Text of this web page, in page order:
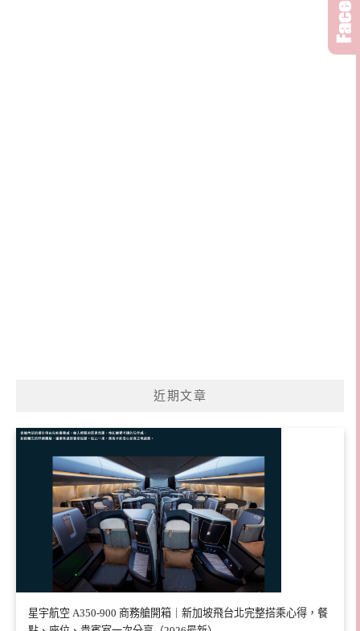
近期文章
星宇航空 A350-900 商務艙開箱｜新加坡飛台北完整搭乘心得，餐